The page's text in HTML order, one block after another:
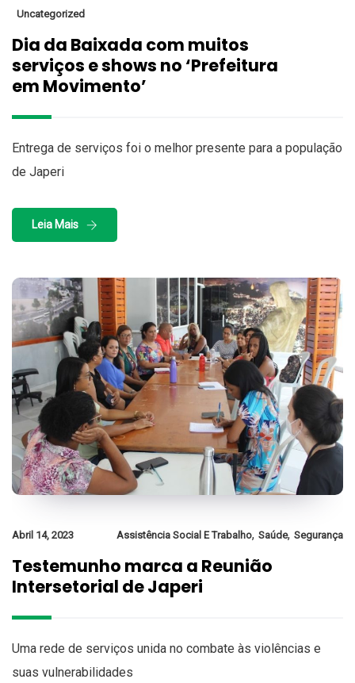
Uncategorized
Dia da Baixada com muitos
serviços e shows no ‘Prefeitura
em Movimento’
Entrega de serviços foi o melhor presente para a população
de Japeri
Leia Mais
Abril 14, 2023 Assistência Social E Trabalho, Saúde, Segurança
Testemunho marca a Reunião
Intersetorial de Japeri
Uma rede de serviços unida no combate às violências e
suas vulnerabilidades